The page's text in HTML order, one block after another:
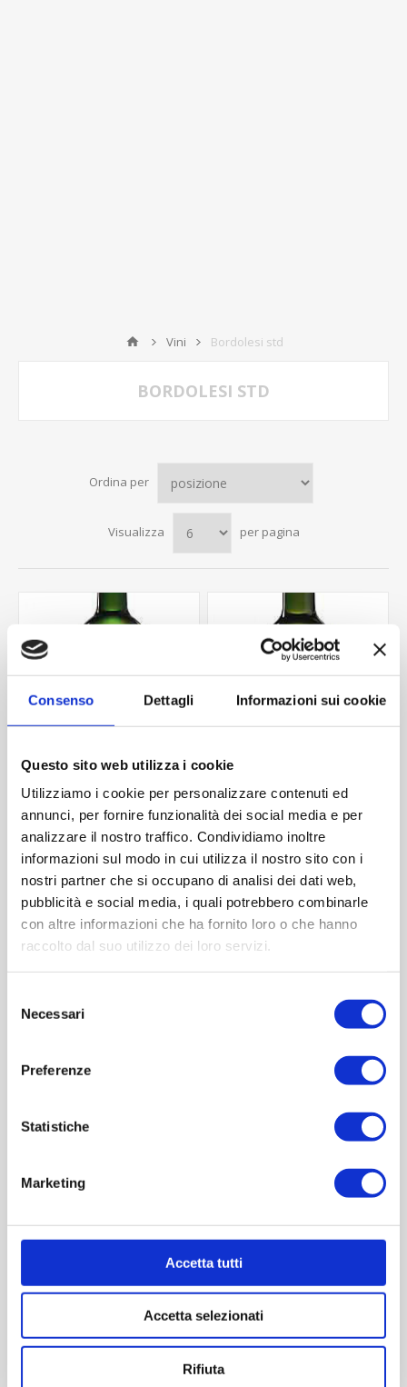
Consenso Dettagli Informazioni sui cookie
Questo sito web utilizza i cookie
Utilizziamo i cookie per personalizzare contenuti ed
annunci, per fornire funzionalità dei social media e per
analizzare il nostro traffico. Condividiamo inoltre
informazioni sul modo in cui utilizza il nostro sito con i
nostri partner che si occupano di analisi dei dati web,
pubblicità e social media, i quali potrebbero combinarle
con altre informazioni che ha fornito loro o che hanno
raccolto dal suo utilizzo dei loro servizi.
delNecessari
Preferenze
Statistiche
Marketing
Accetta tutti
Accetta selezionati
Rifiuta
Vini Bordolesi std
BORDOLESI STD
Ordina per
Visualizza per pagina
BORD.STD LEGGERA 750
ml
Contattaci
ACQUISTA
Bordolese Class 1500 ts
Contattaci
ACQUISTA